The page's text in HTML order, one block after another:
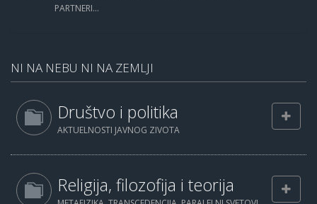
PARTNERI...
NI NA NEBU NI NA ZEMLJI
Društvo i politika
AKTUELNOSTI JAVNOG ZIVOTA
Religija, filozofija i teorija